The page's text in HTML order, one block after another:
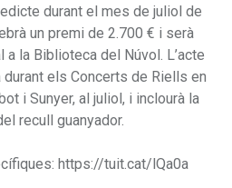
durant el mes de juliol de
un premi de 2.700 € i serà
la Biblioteca del Núvol. L’acte
els Concerts de Riells en
i Sunyer, al juliol, i inclourà la
recull guanyador.
https://tuit.cat/lQa0a